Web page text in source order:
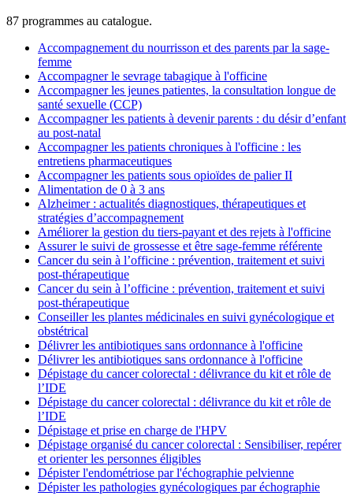
87 programmes au catalogue.
Accompagnement du nourrisson et des parents par la sage-
femme
Accompagner le sevrage tabagique à l'officine
Accompagner les jeunes patientes, la consultation longue de
santé sexuelle (CCP)
Accompagner les patients à devenir parents : du désir d’enfant
au post-natal
Accompagner les patients chroniques à l'officine : les
entretiens pharmaceutiques
Accompagner les patients sous opioïdes de palier II
Alimentation de 0 à 3 ans
Alzheimer : actualités diagnostiques, thérapeutiques et
stratégies d’accompagnement
Améliorer la gestion du tiers-payant et des rejets à l'officine
Assurer le suivi de grossesse et être sage-femme référente
Cancer du sein à l’officine : prévention, traitement et suivi
post-thérapeutique
Cancer du sein à l’officine : prévention, traitement et suivi
post-thérapeutique
Conseiller les plantes médicinales en suivi gynécologique et
obstétrical
Délivrer les antibiotiques sans ordonnance à l'officine
Délivrer les antibiotiques sans ordonnance à l'officine
Dépistage du cancer colorectal : délivrance du kit et rôle de
l’IDE
Dépistage du cancer colorectal : délivrance du kit et rôle de
l’IDE
Dépistage et prise en charge de l'HPV
Dépistage organisé du cancer colorectal : Sensibiliser, repérer
et orienter les personnes éligibles
Dépister l'endométriose par l'échographie pelvienne
Dépister les pathologies gynécologiques par échographie